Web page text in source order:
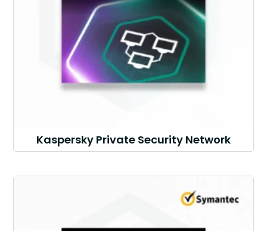
Kaspersky Private Security Network